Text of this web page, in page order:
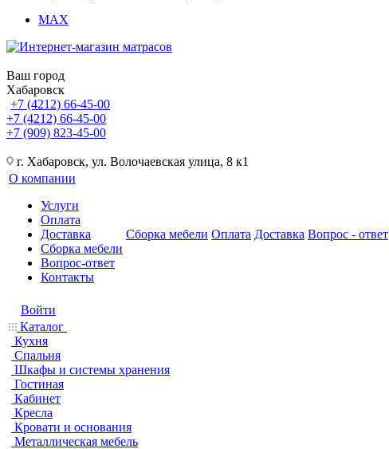
MAX
Ваш город
Хабаровск
+7 (4212) 66-45-00
+7 (4212) 66-45-00
+7 (909) 823-45-00
г. Хабаровск, ул. Волочаевская улица, 8 к1
О компании
Услуги
Оплата
Доставка
Сборка мебели
Вопрос-ответ
Контакты
Сборка мебели Оплата Доставка Вопрос - ответ
Войти
Каталог
Кухня
Спальня
Шкафы и системы хранения
Гостиная
Кабинет
Кресла
Кровати и основания
Металлическая мебель